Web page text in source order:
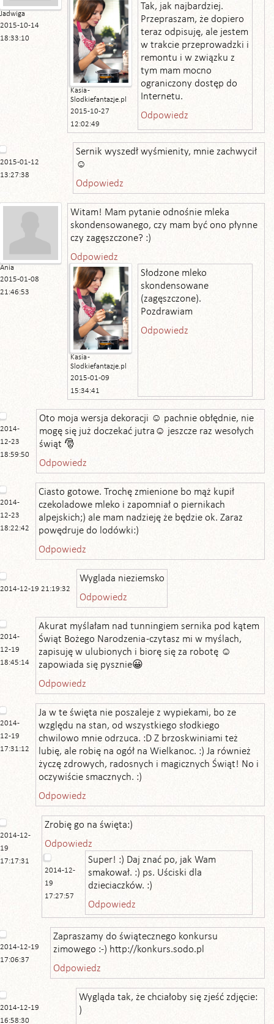
Jadwiga
2015-10-14
18:33:10
Kasia -
Slodkiefantazje.pl
2015-10-27
12:02:49
Tak, jak najbardziej.
Przepraszam, że dopiero
teraz odpisuję, ale jestem
w trakcie przeprowadzki i
remontu i w związku z
tym mam mocno
ograniczony dostęp do
Internetu.
Odpowiedz
2015-01-12
13:27:38
Sernik wyszedł wyśmienity, mnie zachwycił
☺
Odpowiedz
Ania
2015-01-08
21:46:53
Witam! Mam pytanie odnośnie mleka
skondensowanego, czy mam być ono płynne
czy zagęszczone? :)
Odpowiedz
Kasia -
Slodkiefantazje.pl
2015-01-09
15:34:41
Słodzone mleko
skondensowane
(zagęszczone).
Pozdrawiam
Odpowiedz
2014-
12-23
18:59:50
Oto moja wersja dekoracji ☺ pachnie obłędnie, nie
mogę się już doczekać jutra☺ jeszcze raz wesołych
świąt 🎅
Odpowiedz
2014-
12-23
18:22:42
Ciasto gotowe. Trochę zmienione bo mąż kupił
czekoladowe mleko i zapomniał o piernikach
alpejskich;) ale mam nadzieję że będzie ok. Zaraz
powędruje do lodówki:)
Odpowiedz
2014-12-19 21:19:32
Wyglada nieziemsko
Odpowiedz
2014-
12-19
18:45:14
Akurat myślałam nad tunningiem sernika pod kątem
Świąt Bożego Narodzenia -czytasz mi w myślach,
zapisuję w ulubionych i biorę się za robotę ☺
zapowiada się pysznie😀
Odpowiedz
2014-
12-19
17:31:12
Ja w te święta nie poszaleje z wypiekami, bo ze
względu na stan, od wszystkiego słodkiego
chwilowo mnie odrzuca. :D Z brzoskwiniami też
lubię, ale robię na ogół na Wielkanoc. :) Ja również
życzę zdrowych, radosnych i magicznych Świąt! No i
oczywiście smacznych. :)
Odpowiedz
2014-12-
19
17:17:31
Zrobię go na święta:)
Odpowiedz
2014-12-
19
17:27:57
Super! :) Daj znać po, jak Wam
smakował. :) ps. Uściski dla
dzieciaczków. :)
Odpowiedz
2014-12-19
17:06:37
Zapraszamy do świątecznego konkursu
zimowego :-) http://konkurs.sodo.pl
Odpowiedz
2014-12-19
16:58:30
Wygląda tak, że chciałoby się zjeść zdjęcie:
)